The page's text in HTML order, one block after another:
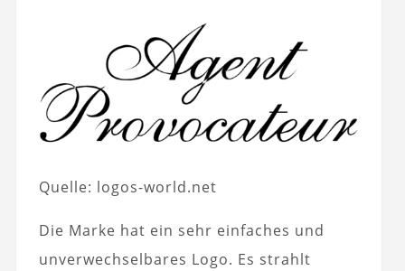
Quelle: logos-world.net
Die Marke hat ein sehr einfaches und
unverwechselbares Logo. Es strahlt